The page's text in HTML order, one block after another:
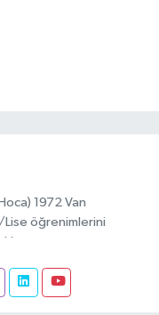
1972 Van
öğrenimlerini
Hacettepe mezunu
olarak yaptığı vatani
Hizmetler İl